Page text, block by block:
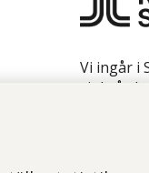
Vi ingår i